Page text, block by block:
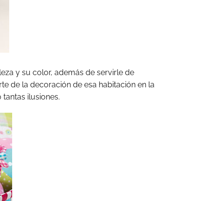
y su color, además de servirle de
de la decoración de esa habitación en la
ilusiones.